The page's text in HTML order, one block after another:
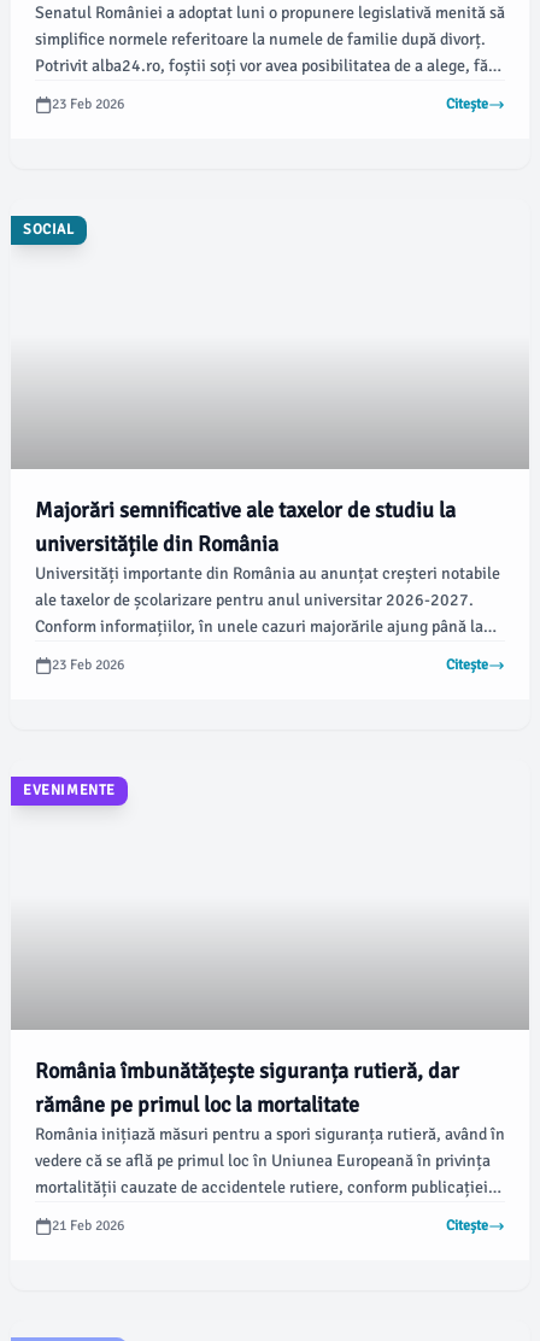
Senatul României a adoptat luni o propunere legislativă menită să
simplifice normele referitoare la numele de familie după divorț.
Potrivit alba24.ro, foștii soți vor avea posibilitatea de a alege, fără
necesitatea aprobării partenerului, dacă își păstrează numele
căsătoriei sau revin la cel anterior.
23 Feb 2026 Citește
SOCIAL
Majorări semnificative ale taxelor de studiu la
universitățile din România
Universități importante din România au anunțat creșteri notabile
ale taxelor de școlarizare pentru anul universitar 2026-2027.
Conform informațiilor, în unele cazuri majorările ajung până la
10%, iar în altele chiar aproape se dublează.
23 Feb 2026 Citește
EVENIMENTE
România îmbunătățește siguranța rutieră, dar
rămâne pe primul loc la mortalitate
România inițiază măsuri pentru a spori siguranța rutieră, având în
vedere că se află pe primul loc în Uniunea Europeană în privința
mortalității cauzate de accidentele rutiere, conform publicației
The Guardian. În ciuda măsurilor adoptate, experții subliniază că
schimbările sunt lente și mentalitățile agresive în trafic persistă.
21 Feb 2026 Citește